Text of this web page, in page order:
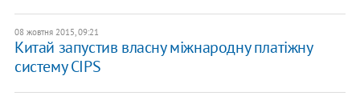
08 жовтня 2015, 09:21
Китай запустив власну міжнародну платіжну
систему CIPS